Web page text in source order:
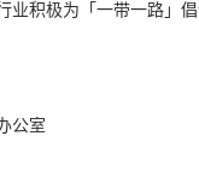
业积极为「一带一路」
公室